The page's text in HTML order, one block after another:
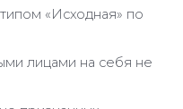
«Исходная» по
лицами на себя не